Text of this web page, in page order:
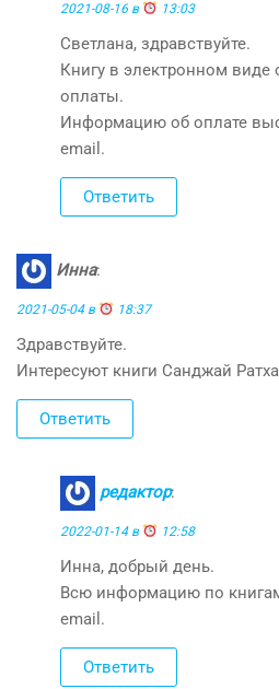
2021-08-16 в 13:03
Светлана, здравствуйте.
Книгу в электронном виде
оплаты.
Информацию об оплате
email.
Ответить
Инна:
2021-05-04 в 18:37
Здравствуйте.
Интересуют книги Санджай
Ответить
редактор:
2022-01-14 в 12:58
Инна, добрый день.
Всю информацию по
email.
Ответить